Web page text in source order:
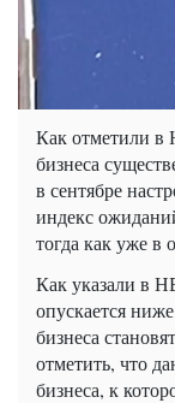
Как отметили в
бизнеса
в сентябре
индекс
тогда как уже в
Как указали в
опускается
бизнеса
отметить, что
бизнеса, к